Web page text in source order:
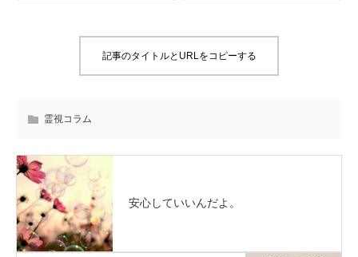
記事のタイトルとURLをコピーする
霊視コラム
安心していいんだよ。